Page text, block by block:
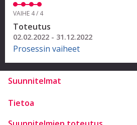
VAIHE 4 / 4
Toteutus
02.02.2022 - 31.12.2022
Prosessin vaiheet
Suunnitelmat
Tietoa